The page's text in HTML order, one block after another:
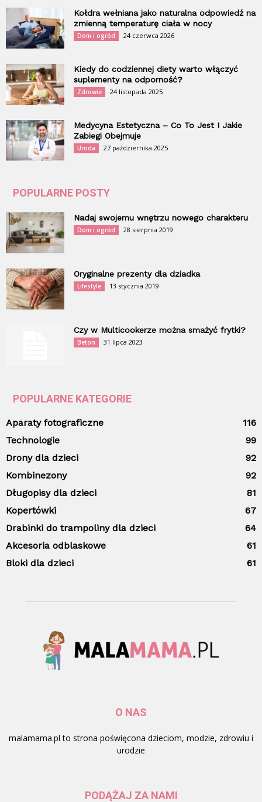
Kołdra wełniana jako naturalna odpowiedź na
zmienną temperaturę ciała w nocy
Dom i ogród 24 czerwca 2026
Kiedy do codziennej diety warto włączyć
suplementy na odporność?
Zdrowie 24 listopada 2025
Medycyna Estetyczna – Co To Jest I Jakie
Zabiegi Obejmuje
Uroda 27 października 2025
POPULARNE POSTY
Nadaj swojemu wnętrzu nowego charakteru
Dom i ogród 28 sierpnia 2019
Oryginalne prezenty dla dziadka
Lifestyle 13 stycznia 2019
Czy w Multicookerze można smażyć frytki?
Beton 31 lipca 2023
POPULARNE KATEGORIE
Aparaty fotograficzne
116
Technologie
99
Drony dla dzieci
92
Kombinezony
92
Długopisy dla dzieci
81
Kopertówki
67
Drabinki do trampoliny dla dzieci
64
Akcesoria odblaskowe
61
Bloki dla dzieci
61
O NAS
malamama.pl to strona poświęcona dzieciom, modzie, zdrowiu i
urodzie
PODĄŻAJ ZA NAMI